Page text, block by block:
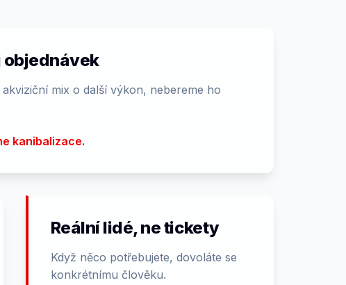
objednávek
akviziční mix o další výkon, nebereme ho
kanibalizace.
Reální lidé, ne tickety
Když něco potřebujete, dovoláte se
konkrétnímu člověku.